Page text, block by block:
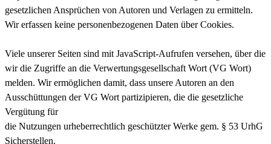
gesetzlichen Ansprüchen von Autoren und Verlagen zu ermitteln.
Wir erfassen keine personenbezogenen Daten über Cookies.
Viele unserer Seiten sind mit JavaScript-Aufrufen versehen, über die
wir die Zugriffe an die Verwertungsgesellschaft Wort (VG Wort)
melden. Wir ermöglichen damit, dass unsere Autoren an den
Ausschüttungen der VG Wort partizipieren, die die gesetzliche
Vergütung für
die Nutzungen urheberrechtlich geschützter Werke gem. § 53 UrhG
Sicherstellen.